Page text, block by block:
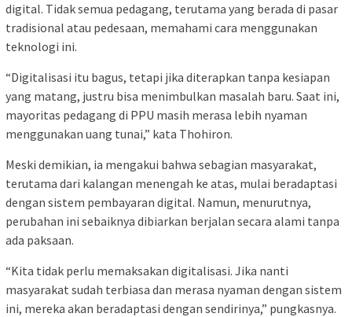
digital. Tidak semua pedagang, terutama yang berada di pasar
tradisional atau pedesaan, memahami cara menggunakan
teknologi ini.
“Digitalisasi itu bagus, tetapi jika diterapkan tanpa kesiapan
yang matang, justru bisa menimbulkan masalah baru. Saat ini,
mayoritas pedagang di PPU masih merasa lebih nyaman
menggunakan uang tunai,” kata Thohiron.
Meski demikian, ia mengakui bahwa sebagian masyarakat,
terutama dari kalangan menengah ke atas, mulai beradaptasi
dengan sistem pembayaran digital. Namun, menurutnya,
perubahan ini sebaiknya dibiarkan berjalan secara alami tanpa
ada paksaan.
“Kita tidak perlu memaksakan digitalisasi. Jika nanti
masyarakat sudah terbiasa dan merasa nyaman dengan sistem
ini, mereka akan beradaptasi dengan sendirinya,” pungkasnya.